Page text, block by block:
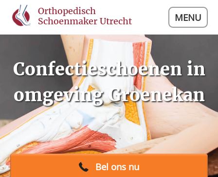
Orthopedisch
Schoenmaker Utrecht
MENU
Confectieschoenen in
omgeving Groenekan
Bel ons nu